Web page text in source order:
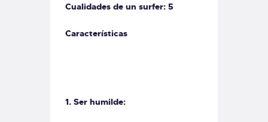
Cualidades de un surfer: 5
Características
1. Ser humilde: